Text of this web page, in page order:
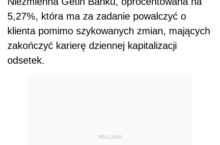
5,27%, która ma za zadanie powalczyć o
klienta pomimo szykowanych zmian, mających
zakończyć karierę dziennej kapitalizacji
odsetek.
REKLAMA